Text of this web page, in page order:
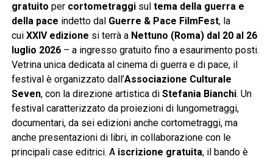
gratuito per cortometraggisul tema della guerra e
della pace indetto dal Guerre & Pace FilmFest, la
cui XXIV edizione si terrà a Nettuno (Roma) dal 20 al 26
luglio 2026– a ingresso gratuito fino a esaurimento posti.
Vetrina unica dedicata al cinema di guerra e di pace, il
festival è organizzato dall’Associazione Culturale
Seven, con la direzione artistica di Stefania Bianchi. Un
festival caratterizzato da proiezioni di lungometraggi,
documentari, da sei edizioni anche cortometraggi, ma
anche presentazioni di libri, in collaborazione con le
principali case editrici. A iscrizione gratuita, il bando è